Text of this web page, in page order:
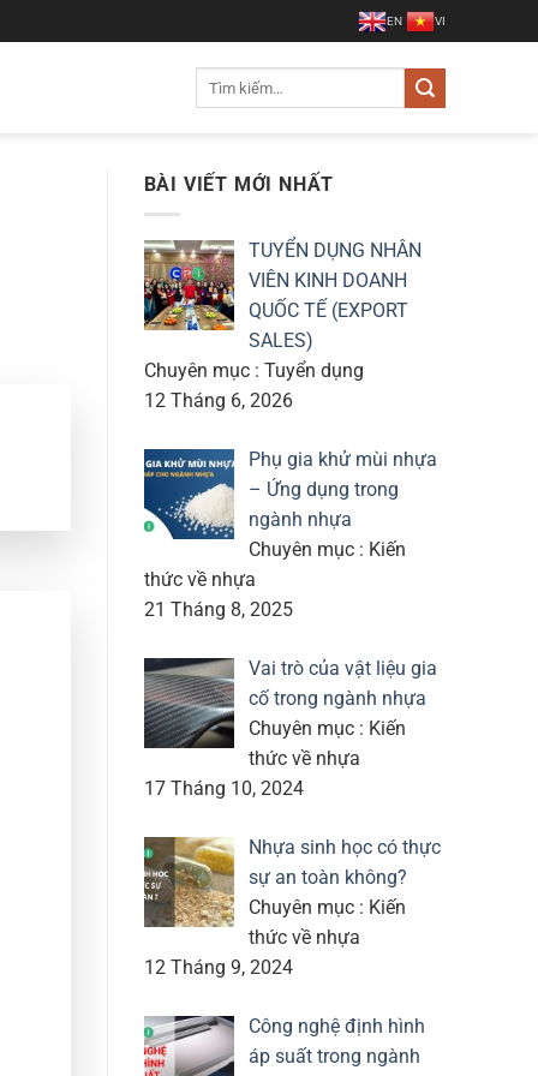
EN VI
BÀI VIẾT MỚI NHẤT
TUYỂN DỤNG NHÂN
VIÊN KINH DOANH
QUỐC TẾ (EXPORT
SALES)
Chuyên mục : Tuyển dụng
12 Tháng 6, 2026
Phụ gia khử mùi nhựa
– Ứng dụng trong
ngành nhựa
Chuyên mục : Kiến
thức về nhựa
21 Tháng 8, 2025
Vai trò của vật liệu gia
cố trong ngành nhựa
Chuyên mục : Kiến
thức về nhựa
17 Tháng 10, 2024
Nhựa sinh học có thực
sự an toàn không?
Chuyên mục : Kiến
thức về nhựa
12 Tháng 9, 2024
Công nghệ định hình
áp suất trong ngành